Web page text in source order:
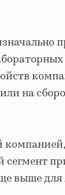
на
выше для